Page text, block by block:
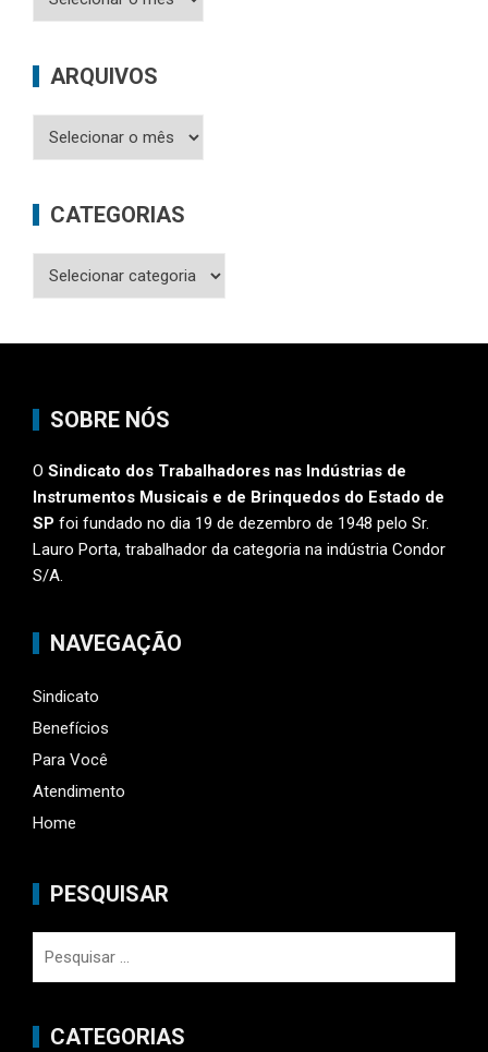
ARQUIVOS
Arquivos
CATEGORIAS
Categorias
SOBRE NÓS
O Sindicato dos Trabalhadores nas Indústrias de
Instrumentos Musicais e de Brinquedos do Estado de
SP foi fundado no dia 19 de dezembro de 1948 pelo Sr.
Lauro Porta, trabalhador da categoria na indústria Condor
S/A.
NAVEGAÇÃO
Sindicato
Benefícios
Para Você
Atendimento
Home
PESQUISAR
CATEGORIAS